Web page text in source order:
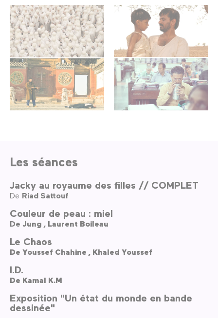
Les séances
Jacky au royaume des filles // COMPLET
De Riad Sattouf
Couleur de peau : miel
De Jung , Laurent Boileau
Le Chaos
De Youssef Chahine , Khaled Youssef
I.D.
De Kamal K.M
Exposition "Un état du monde en bande
dessinée"